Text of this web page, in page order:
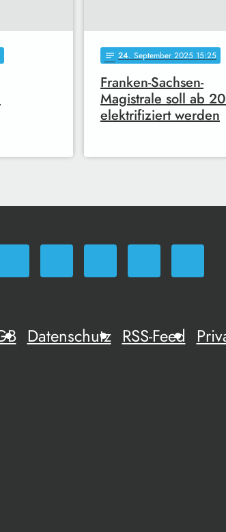
notes 24. September 2025 15:25
Franken-Sachsen-
Magistrale soll ab
elektrifiziert werden
Datenschutz RSS-Feed